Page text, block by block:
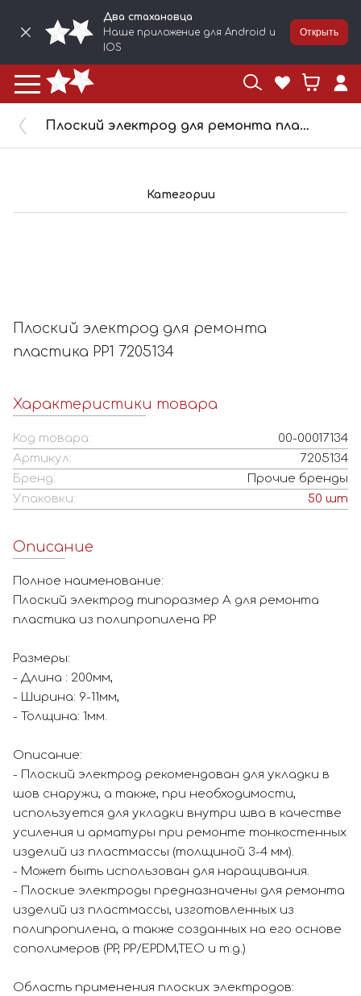
Два стахановца
Наше приложение для Android и
IOS
Открыть
Плоский электрод для ремонта пластика PP1 7205134
Категории
Плоский электрод для ремонта
пластика PP1 7205134
Характеристики товара
Код товара:
00-00017134
Артикул:
7205134
Бренд:
Прочие бренды
Упаковки:
50 шт
Описание
Полное наименование:
Плоский электрод типоразмер A для ремонта
пластика из полипропилена PP
Размеры:
- Длина : 200мм,
- Ширина: 9-11мм,
- Толщина: 1мм.
Описание:
- Плоский электрод рекомендован для укладки в
шов снаружи, а также, при необходимости,
используется для укладки внутри шва в качестве
усиления и арматуры при ремонте тонкостенных
изделий из пластмассы (толщиной 3-4 мм).
- Может быть использован для наращивания.
- Плоские электроды предназначены для ремонта
изделий из пластмассы, изготовленных из
полипропилена, а также созданных на его основе
сополимеров (PP, PP/EPDM,TEO и т.д.)
Область применения плоских электродов: